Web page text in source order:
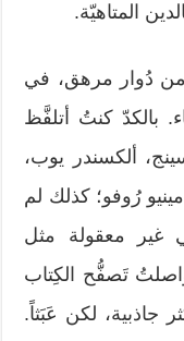
المتاهيّة.
من دُوار مرهق، في
بالكدّ كنتُ أتلفَّظ
ألكسندر يوب،
رُوفو؛ كذلك لم
غير معقولة مثل
واصلتُ تَصفُّح الكِتاب
جاذبية، لكن عَبَثاً.